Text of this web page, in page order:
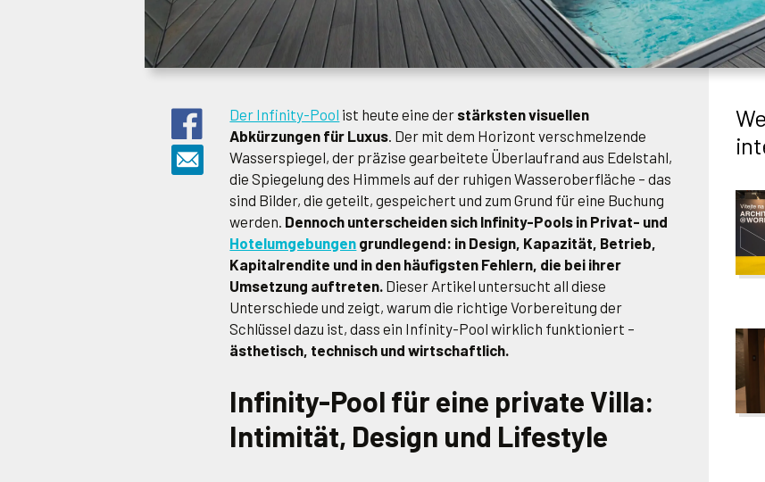
Der Infinity-Pool ist heute eine der stärksten visuellen
Abkürzungen für Luxus. Der mit dem Horizont verschmelzende
Wasserspiegel, der präzise gearbeitete Überlaufrand aus Edelstahl,
die Spiegelung des Himmels auf der ruhigen Wasseroberfläche – das
sind Bilder, die geteilt, gespeichert und zum Grund für eine Buchung
werden. Dennoch unterscheiden sich Infinity-Pools in Privat- und
Hotelumgebungen grundlegend: in Design, Kapazität, Betrieb,
Kapitalrendite und in den häufigsten Fehlern, die bei ihrer
Umsetzung auftreten. Dieser Artikel untersucht all diese
Unterschiede und zeigt, warum die richtige Vorbereitung der
Schlüssel dazu ist, dass ein Infinity-Pool wirklich funktioniert –
ästhetisch, technisch und wirtschaftlich.
Infinity-Pool für eine private Villa:
Intimität, Design und Lifestyle